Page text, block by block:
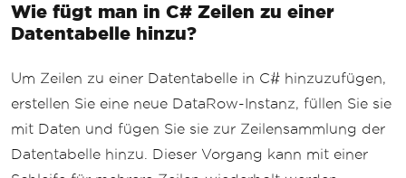
Wie fügt man in C# Zeilen zu einer
Datentabelle hinzu?
Um Zeilen zu einer Datentabelle in C# hinzuzufügen,
erstellen Sie eine neue DataRow-Instanz, füllen Sie sie
mit Daten und fügen Sie sie zur Zeilensammlung der
Datentabelle hinzu. Dieser Vorgang kann mit einer